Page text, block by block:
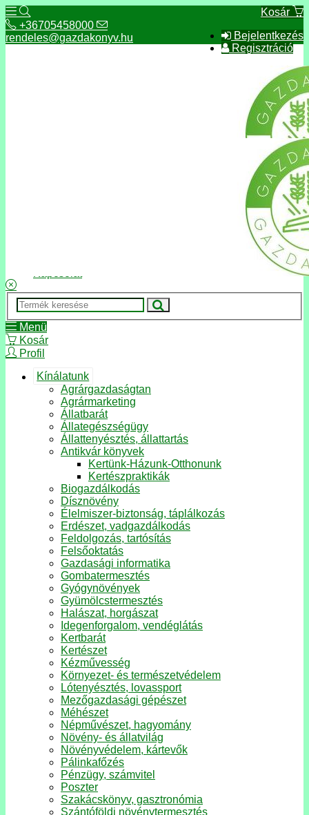
Kosár
Bejelentkezés
Regisztráció
+36705458000
rendeles@gazdakonyv.hu
Menü
Kosár
Profil
Kínálatunk
Agrárgazdaságtan
Agrármarketing
Állatbarát
Állategészségügy
Állattenyésztés, állattartás
Antikvár könyvek
Kertünk-Házunk-Otthonunk
Kertészpraktikák
Biogazdálkodás
Dísznövény
Élelmiszer-biztonság, táplálkozás
Erdészet, vadgazdálkodás
Feldolgozás, tartósítás
Felsőoktatás
Gazdasági informatika
Gombatermesztés
Gyógynövények
Gyümölcstermesztés
Halászat, horgászat
Idegenforgalom, vendéglátás
Kertbarát
Kertészet
Kézművesség
Környezet- és természetvédelem
Lótenyésztés, lovassport
Mezőgazdasági gépészet
Méhészet
Népművészet, hagyomány
Növény- és állatvilág
Növényvédelem, kártevők
Pálinkafőzés
Pénzügy, számvitel
Poszter
Szakácskönyv, gasztronómia
Szántóföldi növénytermesztés